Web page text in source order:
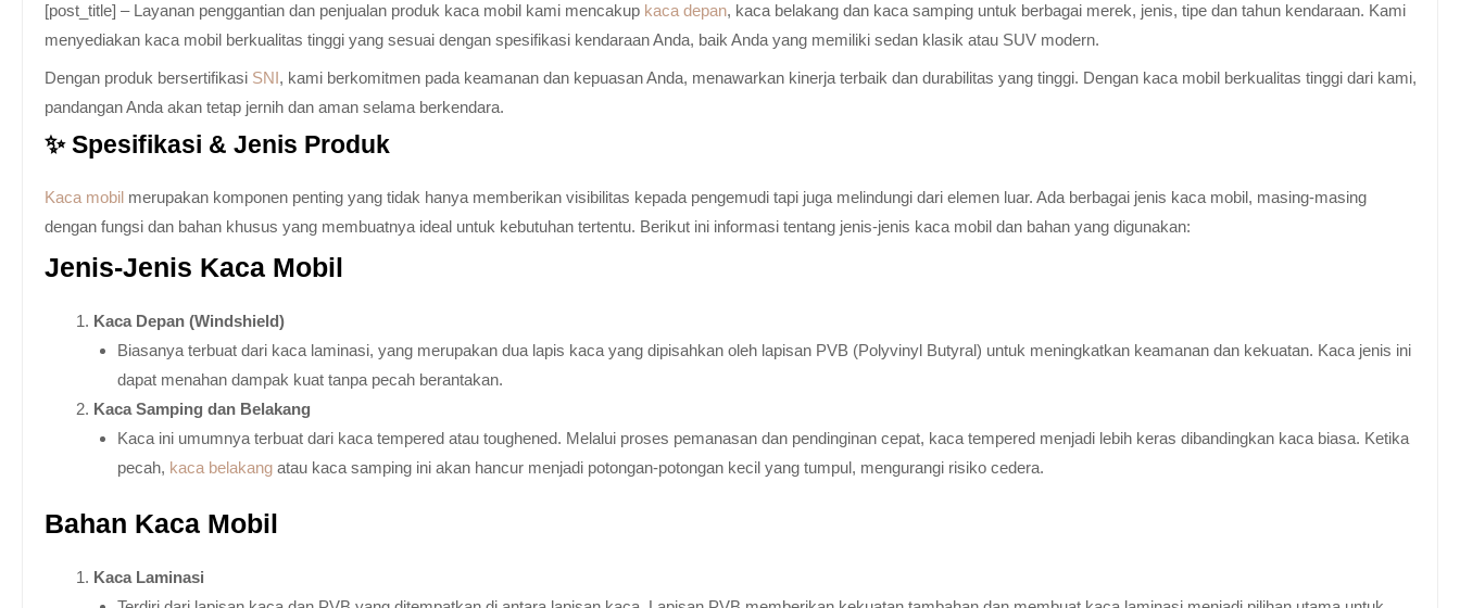
[post_title] – Layanan penggantian dan penjualan produk kaca mobil kami mencakup kaca depan, kaca belakang dan kaca samping untuk berbagai merek, jenis, tipe dan tahun kendaraan. Kami
menyediakan kaca mobil berkualitas tinggi yang sesuai dengan spesifikasi kendaraan Anda, baik Anda yang memiliki sedan klasik atau SUV modern.
Dengan produk bersertifikasi SNI, kami berkomitmen pada keamanan dan kepuasan Anda, menawarkan kinerja terbaik dan durabilitas yang tinggi. Dengan kaca mobil berkualitas tinggi dari kami,
pandangan Anda akan tetap jernih dan aman selama berkendara.
✨ Spesifikasi & Jenis Produk
Kaca mobilmerupakan komponen penting yang tidak hanya memberikan visibilitas kepada pengemudi tapi juga melindungi dari elemen luar. Ada berbagai jenis kaca mobil, masing-masing
dengan fungsi dan bahan khusus yang membuatnya ideal untuk kebutuhan tertentu. Berikut ini informasi tentang jenis-jenis kaca mobil dan bahan yang digunakan:
Jenis-Jenis Kaca Mobil
Kaca Depan (Windshield)
Biasanya terbuat dari kaca laminasi, yang merupakan dua lapis kaca yang dipisahkan oleh lapisan PVB (Polyvinyl Butyral) untuk meningkatkan keamanan dan kekuatan. Kaca jenis ini
dapat menahan dampak kuat tanpa pecah berantakan.
Kaca Samping dan Belakang
Kaca ini umumnya terbuat dari kaca tempered atau toughened. Melalui proses pemanasan dan pendinginan cepat, kaca tempered menjadi lebih keras dibandingkan kaca biasa. Ketika
pecah, kaca belakang atau kaca samping ini akan hancur menjadi potongan-potongan kecil yang tumpul, mengurangi risiko cedera.
Bahan Kaca Mobil
Kaca Laminasi